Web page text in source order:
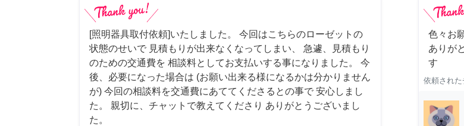
[照明器具取付依頼]いたしました。 今回はこちらのローゼットの
状態のせいで 見積もりが出来なくなってしまい、 急遽、見積もり
のための交通費を 相談料としてお支払いする事になりました。 今
後、必要になった場合は (お願い出来る様になるかは分かりません
が) 今回の相談料を交通費にあててくださるとの事で 安心しまし
た。 親切に、チャットで教えてくださり ありがとうございまし
た。
色々お
ありが
す
依頼された